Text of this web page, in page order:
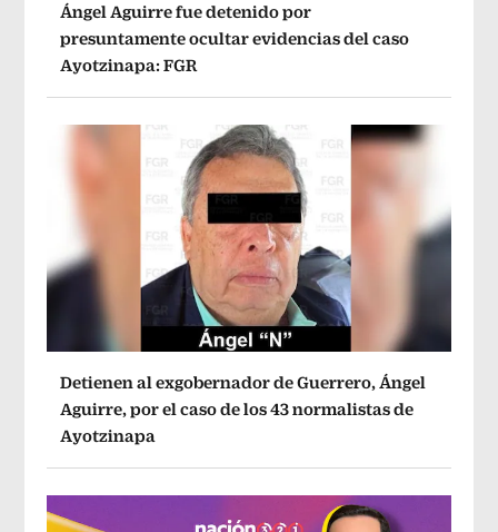
Ángel Aguirre fue detenido por
presuntamente ocultar evidencias del caso
Ayotzinapa: FGR
Detienen al exgobernador de Guerrero, Ángel
Aguirre, por el caso de los 43 normalistas de
Ayotzinapa